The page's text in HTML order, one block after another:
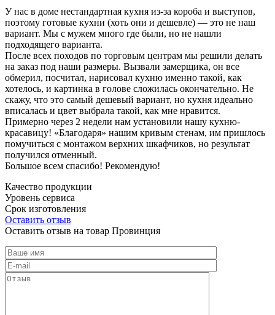
У нас в доме нестандартная кухня из-за короба и выступов,
поэтому готовые кухни (хоть они и дешевле) — это не наш
вариант. Мы с мужем много где были, но не нашли
подходящего варианта.
После всех походов по торговым центрам мы решили делать
на заказ под наши размеры. Вызвали замерщика, он все
обмерил, посчитал, нарисовал кухню именно такой, как
хотелось, и картинка в голове сложилась окончательно. Не
скажу, что это самый дешевый вариант, но кухня идеально
вписалась и цвет выбрала такой, как мне нравится.
Примерно через 2 недели нам установили нашу кухню-
красавицу! «Благодаря» нашим кривым стенам, им пришлось
помучиться с монтажом верхних шкафчиков, но результат
получился отменный.
Большое всем спасибо! Рекомендую!
Качество продукции
Уровень сервиса
Срок изготовления
Оставить отзыв
Оставить отзыв на товар Провинция